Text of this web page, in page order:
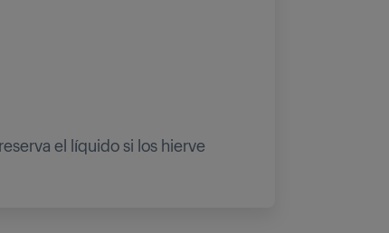
el líquido si los hierve